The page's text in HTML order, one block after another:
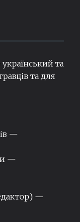
та
та для
—
—
—